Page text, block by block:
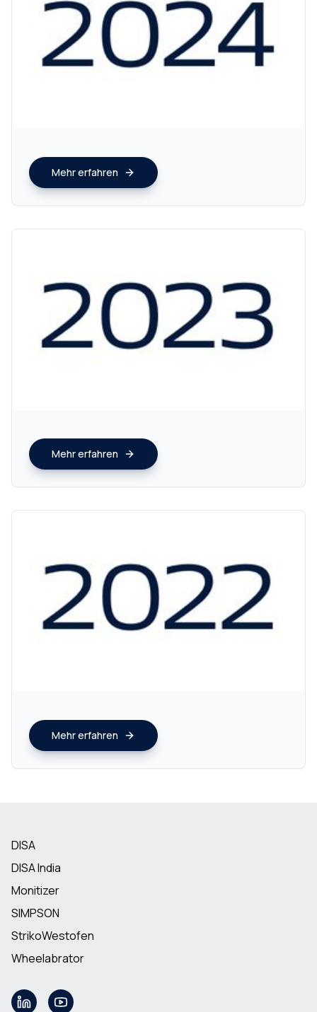
Mehr erfahren
Mehr erfahren
Mehr erfahren
DISA
DISA India
Monitizer
SIMPSON
StrikoWestofen
Wheelabrator